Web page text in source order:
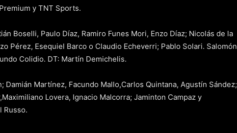
y TNT Sports.
Boselli, Paulo Díaz, Ramiro Funes Mori, Enzo Díaz; Nicolás de la
Pérez, Esequiel Barco o Claudio Echeverri; Pablo Solari. Salomón
Colidio. DT: Martín Demichelis.
Damián Martínez, Facundo Mallo,Carlos Quintana, Agustín Sández;
Lovera, Ignacio Malcorra; Jaminton Campaz y
Russo.